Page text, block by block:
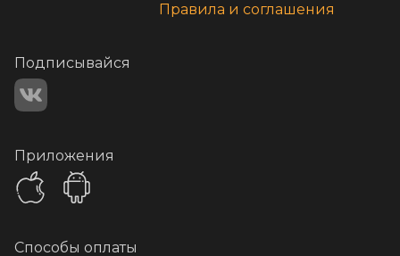
Правила и соглашения
Подписывайся
Приложения
Способы оплаты